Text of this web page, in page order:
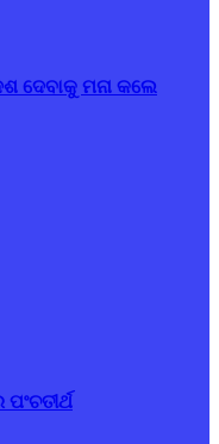
ଦେବାକୁ ମନା କଲେ